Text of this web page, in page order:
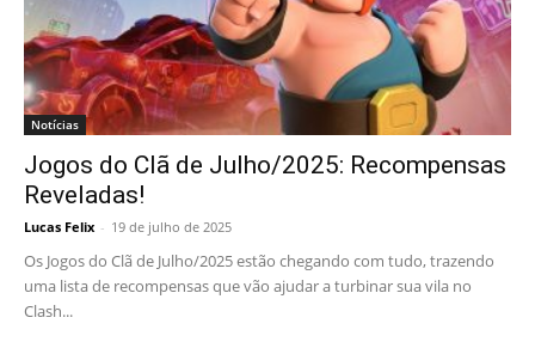
Notícias
Jogos do Clã de Julho/2025: Recompensas
Reveladas!
Lucas Felix - 19 de julho de 2025
Os Jogos do Clã de Julho/2025 estão chegando com tudo, trazendo
uma lista de recompensas que vão ajudar a turbinar sua vila no
Clash...